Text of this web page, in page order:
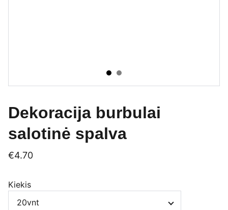
Dekoracija burbulai
salotinė spalva
€4.70
Kiekis